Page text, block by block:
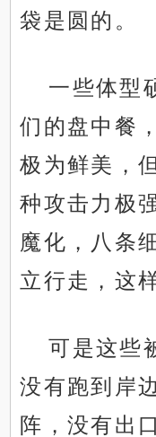
袋是圆的。
一些体型
们的盘中餐
极为鲜美，
种攻击力极
魔化，八条
立行走，这
可是这些
没有跑到岸
阵，没有出